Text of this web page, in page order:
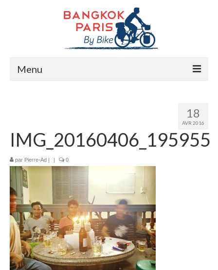
Menu
La route
Mes rencontres
Me soutenir
Presse
18
AVR 2016
IMG_20160406_195955
par Pierre-Ad | | 0